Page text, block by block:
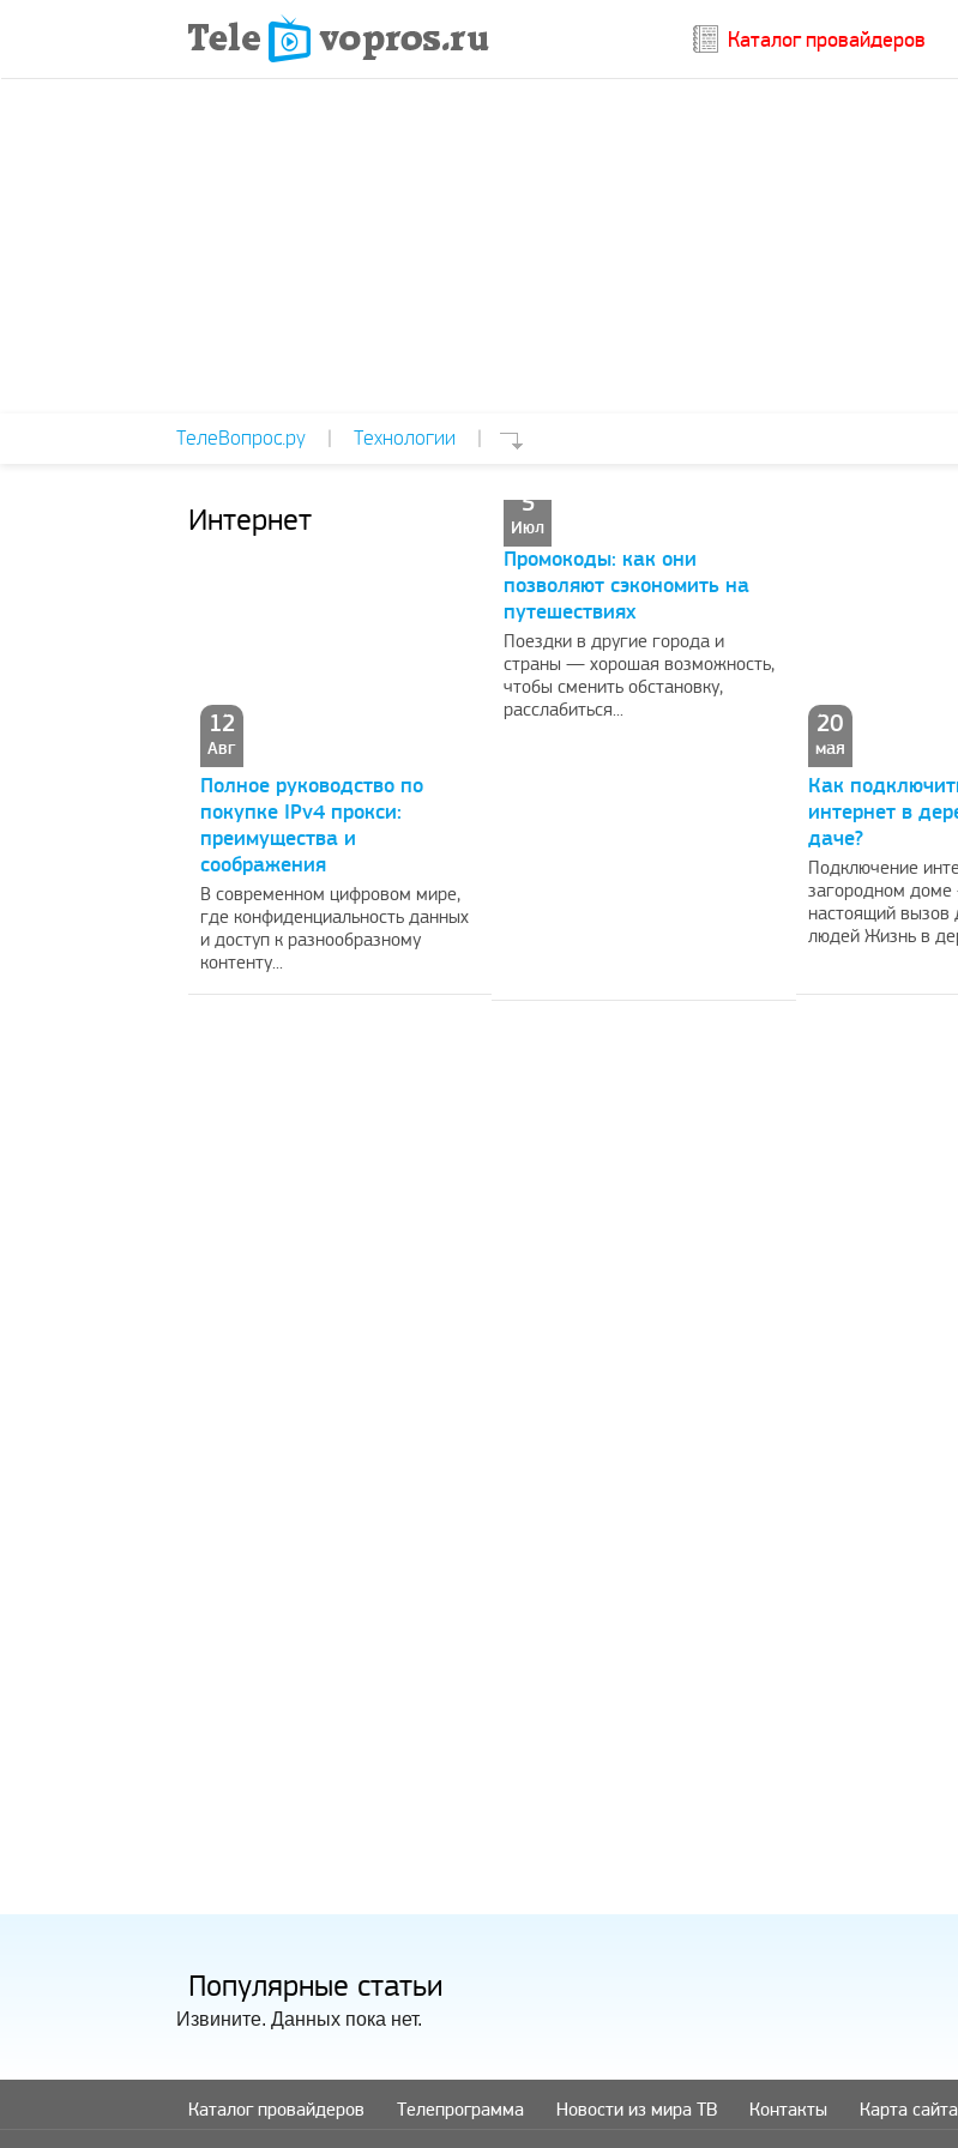
Каталог провайдеров
ТелеВопрос.ру | Технологии |
Интернет
12
Авг
Полное руководство по
покупке IPv4 прокси:
преимущества и
соображения
В современном цифровом мире,
где конфиденциальность данных
и доступ к разнообразному
контенту...
5
Июл
Промокоды: как они
позволяют сэкономить на
путешествиях
Поездки в другие города и
страны — хорошая возможность,
чтобы сменить обстановку,
расслабиться...
20
мая
Как
интернет в
даче?
Подключение
загородном
настоящий вызов
людей Жизнь в
Популярные статьи
Извините. Данных пока нет.
Каталог провайдеров Телепрограмма Новости из мира ТВ Контакты Карта сайта